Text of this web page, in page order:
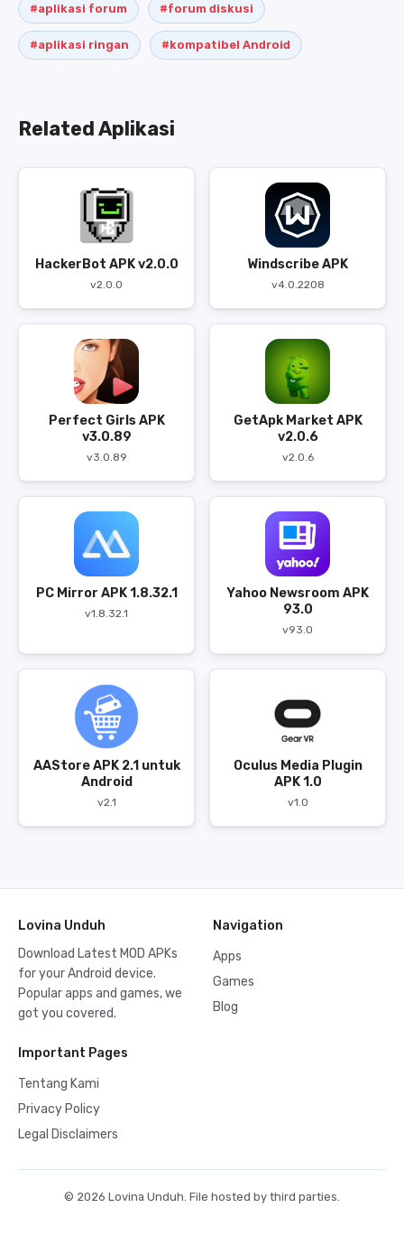
#aplikasi forum #forum diskusi
#aplikasi ringan #kompatibel Android
Related Aplikasi
HackerBot APK v2.0.0
v2.0.0
Windscribe APK
v4.0.2208
Perfect Girls APK
v3.0.89
v3.0.89
GetApk Market APK
v2.0.6
v2.0.6
PC Mirror APK 1.8.32.1
v1.8.32.1
Yahoo Newsroom APK
93.0
v93.0
AAStore APK 2.1 untuk
Android
v2.1
Oculus Media Plugin
APK 1.0
v1.0
Lovina Unduh
Download Latest MOD APKs
for your Android device.
Popular apps and games, we
got you covered.
Navigation
Apps
Games
Blog
Important Pages
Tentang Kami
Privacy Policy
Legal Disclaimers
© 2026 Lovina Unduh. File hosted by third parties.